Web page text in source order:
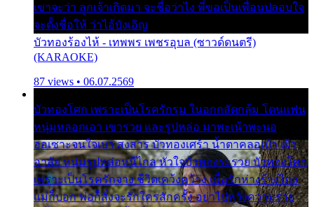
เขาจะว่า ลูกเจ้าเกิดมา จะชื่อว่าไง พี่ขอเป็นเพื่อนปลอบใจ
จะตั้งชื่อให้ ว่าไอ้บังเอิญ
บัวทองร้องไห้ - เทพพร เพชรอุบล (ซาวด์ดนตรี)
(KARAOKE)
87 views • 06.07.2569
บัวทองโศก เพราะเป็นโรครักรุม ในอกกลัดกลุ้ม โดนแฟน
หนุ่มหลอกเอา เขารวย และรูปหล่อ มาพะเน้าพะนอ
ออเซาะจนใจเบา สงสาร บัวทองเศร้า น้ำตาคลอเบ้า เฝ้า
อาลัย หนุ่มรูปหล่อหนีไกล หัวใจบัวทองระรวย บัวทองโศก
เพราะเป็นโรครักจาง ชีวิตเคว้งคว้าง เมื่อรักห่างร้างไกล
แม่ก็บอก พ่อก็สั่งจะรักใครสักครั้ง อย่าไปหวังความรวย